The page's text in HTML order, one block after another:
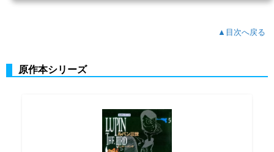
▲目次へ戻る
原作本シリーズ